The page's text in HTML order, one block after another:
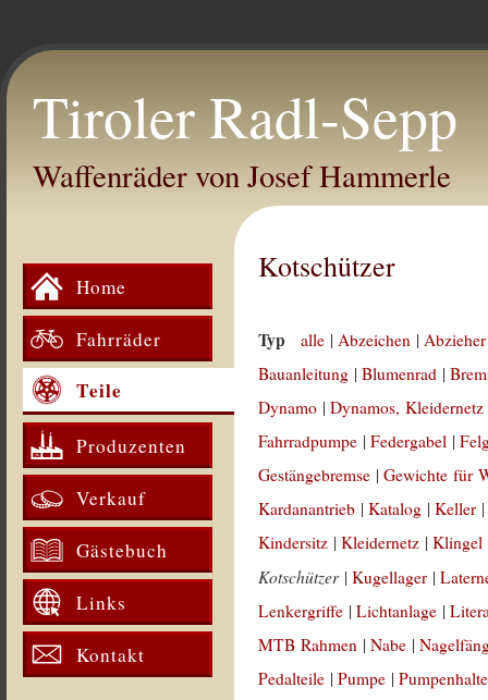
Tiroler Radl-Sepp
Waffenräder von Josef Hammerle
Home
Fahrräder
Teile
Produzenten
Verkauf
Gästebuch
Links
Kontakt
Kotschützer
Typ alle |Abzeichen |
Bauanleitung |Blumenrad |
Dynamo |Dynamos, Kleidernetz
Fahrradpumpe |Federgabel |
Gestängebremse |Gewichte für
Kardanantrieb |Katalog |Keller
Kindersitz |Kleidernetz |Klingel
Kotschützer|Kugellager |
Lenkergriffe |Lichtanlage |
MTB Rahmen |Nabe |
Pedalteile |Pumpe |